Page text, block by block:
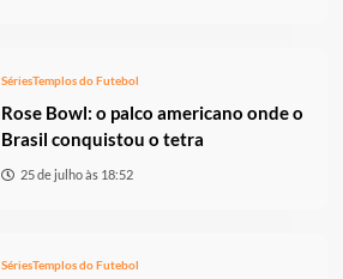
SériesTemplos do Futebol
Rose Bowl: o palco americano onde o
Brasil conquistou o tetra
25 de julho às 18:52
SériesTemplos do Futebol